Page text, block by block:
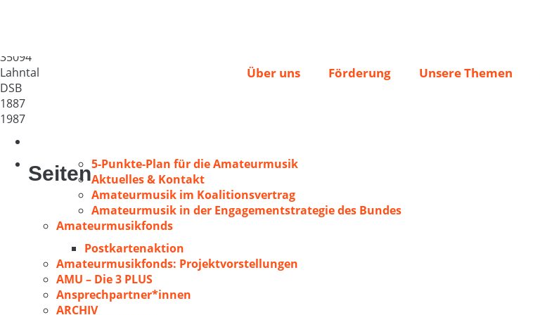
Über uns Förderung Unsere Themen
35094
Lahntal
DSB
1887
1987
Seiten5-Punkte-Plan für die Amateurmusik
Aktuelles & Kontakt
Amateurmusik im Koalitionsvertrag
Amateurmusik in der Engagementstrategie des Bundes
Amateurmusikfonds
Postkartenaktion
Amateurmusikfonds: Projektvorstellungen
AMU – Die 3 PLUS
Ansprechpartner*innen
ARCHIV